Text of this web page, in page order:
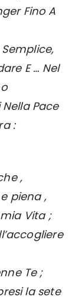
Fino A
E … Nel
Pace
:
,
piena ,
Vita ;
Te ;
la sete